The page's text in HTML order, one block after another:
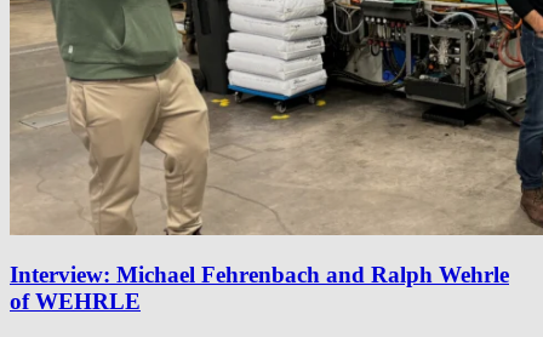
Interview: Michael Fehrenbach and Ralph Wehrle
of WEHRLE